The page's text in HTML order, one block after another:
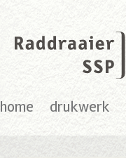
home drukwerk